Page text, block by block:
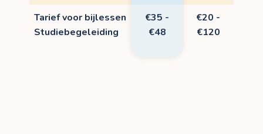
Tarief voor bijlessen
Studiebegeleiding
€35 -
€48
€20 -
€120